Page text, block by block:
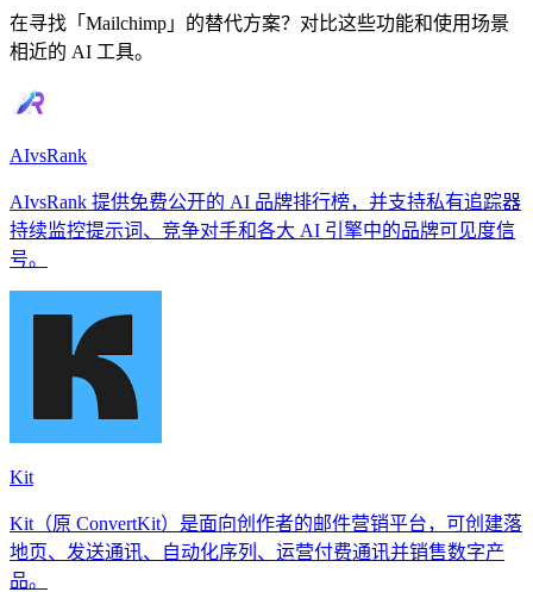
在寻找「Mailchimp」的替代方案？对比这些功能和使用场景
相近的 AI 工具。
AIvsRank
AIvsRank 提供免费公开的 AI 品牌排行榜，并支持私有追踪器
持续监控提示词、竞争对手和各大 AI 引擎中的品牌可见度信
号。
Kit
Kit（原 ConvertKit）是面向创作者的邮件营销平台，可创建落
地页、发送通讯、自动化序列、运营付费通讯并销售数字产
品。